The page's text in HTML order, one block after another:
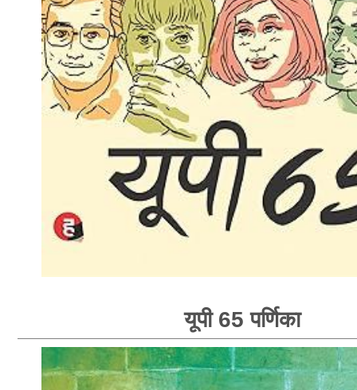
यूपी 65 पर्णिका